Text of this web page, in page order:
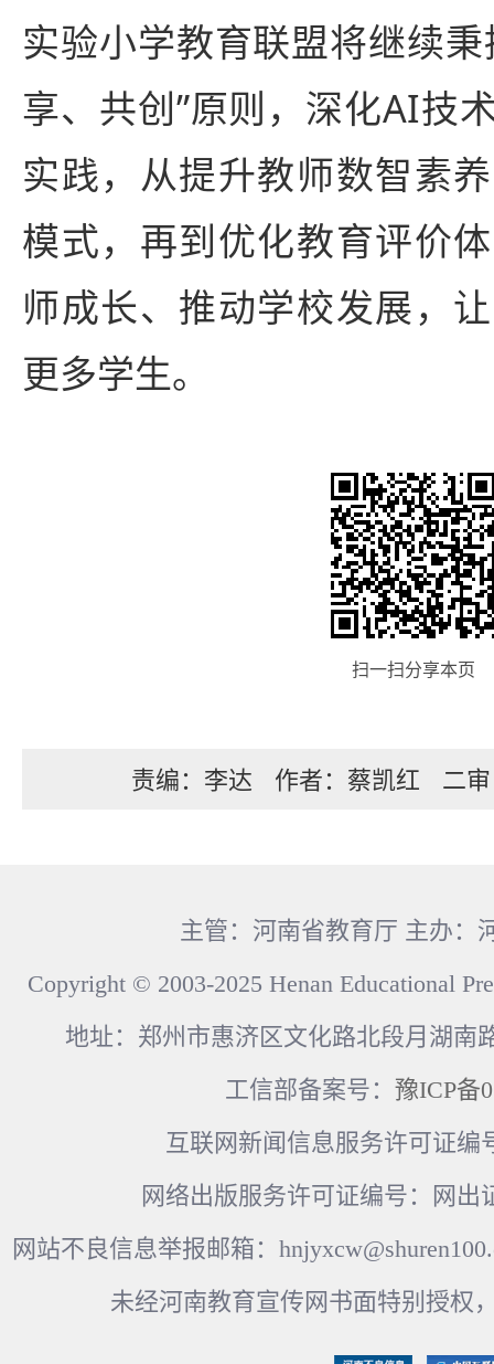
实验小学教育联盟将继续
享、共创”原则，深化AI技
实践，从提升教师数智素
模式，再到优化教育评价
师成长、推动学校发展，
更多学生。
扫一扫分享本页
责编：李达 作者：蔡凯红 二
主管：河南省教育厅 主办：
Copyright © 2003-2025 Henan Educational
地址：郑州市惠济区文化路北段月湖南
工信部备案号： 豫ICP备
互联网新闻信息服务许可证编
网络出版服务许可证编号：网出
网站不良信息举报邮箱：
未经河南教育宣传网书面特别授权